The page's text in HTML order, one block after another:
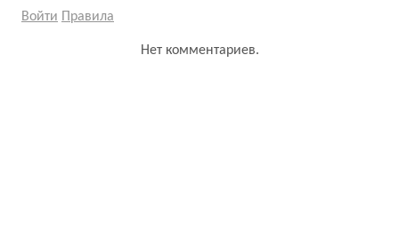
Войти Правила
Нет комментариев.